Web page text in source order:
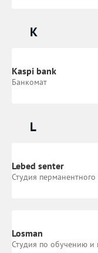
K
Kaspi bank
Банкомат
L
Lebed senter
Студия
Losman
Студия по обучению